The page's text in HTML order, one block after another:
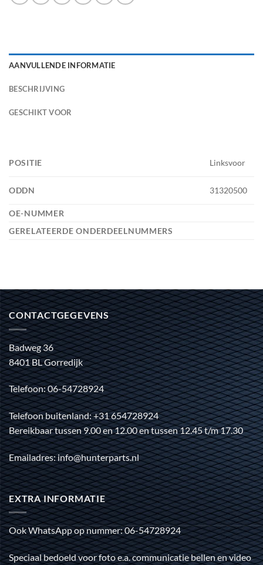
AANVULLENDE INFORMATIE
BESCHRIJVING
GESCHIKT VOOR
POSITIE Linksvoor
ODDN 31320500
OE-NUMMER
GERELATEERDE ONDERDEELNUMMERS
CONTACTGEGEVENS
Badweg 36
8401 BL Gorredijk
Telefoon: 06-54728924
Telefoon buitenland: +31 654728924
Bereikbaar tussen 9.00 en 12.00 en tussen 12.45 t/m 17.30
Emailadres: info@hunterparts.nl
EXTRA INFORMATIE
Ook WhatsApp op nummer: 06-54728924
Speciaal bedoeld voor foto e.a. communicatie bellen en video